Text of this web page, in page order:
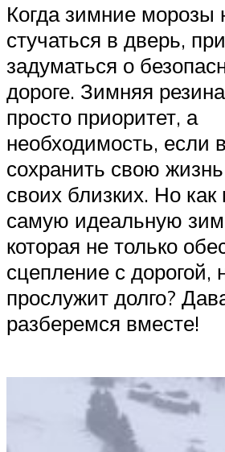
Когда зимние морозы
стучаться в дверь,
задуматься о
дороге. Зимняя
просто приоритет, а
необходимость, если
сохранить свою
своих близких. Но как
самую идеальную
которая не только
сцепление с дорогой,
прослужит долго?
разберемся вместе!